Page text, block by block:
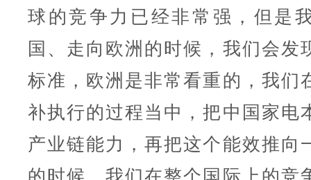
球的竞争力已经非常强，但是
国、走向欧洲的时候，我们会发
标准，欧洲是非常看重的，我们
补执行的过程当中，把中国家电
产业链能力，再把这个能效推向